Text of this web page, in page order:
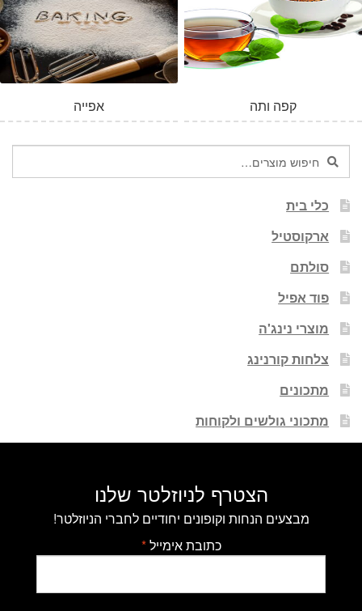
המלאי אזל
אפייה קפה ותה
חיפוש
עבור:
חיפוש
כלי בית
ארקוסטיל
סולתם
פוד אפיל
מוצרי נינג'ה
צלחות קורנינג
מתכונים
מתכוני גולשים ולקוחות
הצטרף לניוזלטר שלנו
מבצעים הנחות וקופונים יחודיים לחברי הניוזלטר!
כתובת אימייל*